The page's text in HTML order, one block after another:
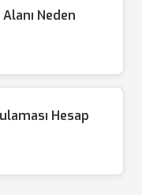
Neden
Hesap